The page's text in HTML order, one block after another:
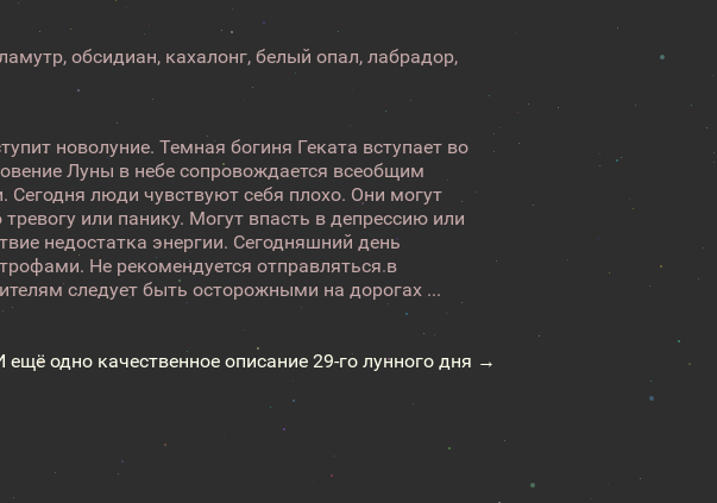
обсидиан, кахалонг, белый опал, лабрадор,
новолуние. Темная богиня Геката вступает во
Луны в небе сопровождается всеобщим
Сегодня люди чувствуют себя плохо. Они могут
или панику. Могут впасть в депрессию или
недостатка энергии. Сегодняшний день
Не рекомендуется отправляться в
следует быть осторожными на дорогах ...
ещё одно качественное описание 29-го лунного дня →